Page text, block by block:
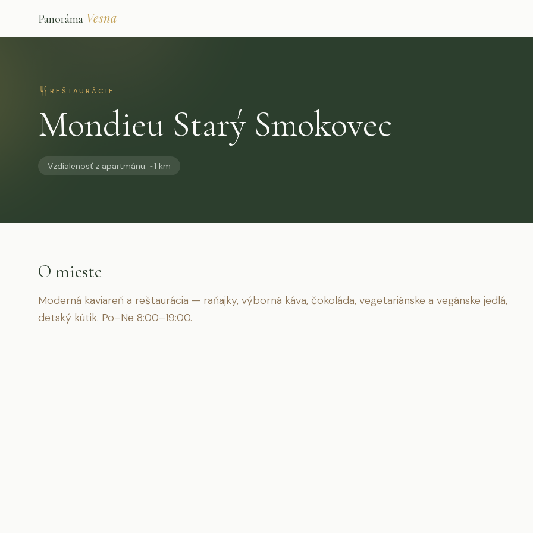
Panoráma Vesna
REŠTAURÁCIE
Mondieu Starý Smokovec
Vzdialenosť z apartmánu: ~1 km
O mieste
Moderná kaviareň a reštaurácia — raňajky, výborná káva, čokoláda, vegetariánske a vegánske jedlá,
detský kútik. Po–Ne 8:00–19:00.